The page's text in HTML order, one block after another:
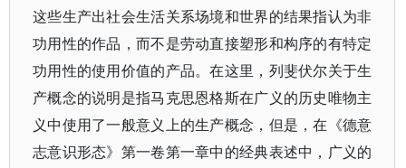
这些生产出社会生活关系场境和世界的结果指认为非
功用性的作品，而不是劳动直接塑形和构序的有特定
功用性的使用价值的产品。在这里，列斐伏尔关于生
产概念的说明是指马克思恩格斯在广义的历史唯物主
义中使用了一般意义上的生产概念，但是，在《德意
志意识形态》第一卷第一章中的经典表述中，广义的